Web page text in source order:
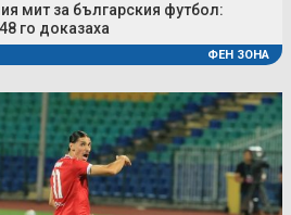
мит за българския футбол:
го доказаха
ФЕН ЗОНА